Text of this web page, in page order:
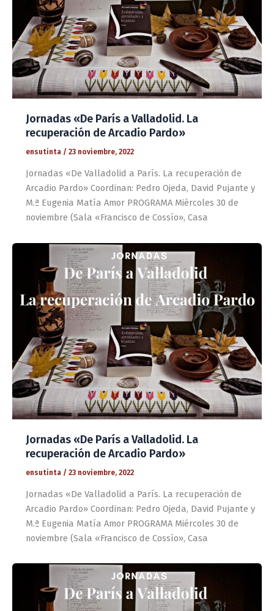
Jornadas «De París a Valladolid. La
recuperación de Arcadio Pardo»
ensutinta / 23 noviembre, 2022
Jornadas «De Valladolid a París. La recuperación de
Arcadio Pardo» Coordinan: Pedro Ojeda, David Pujante y
M.ª Eugenia Matía Amor PROGRAMA Miércoles 30 de
noviembre (Sala «Francisco de Cossío», Casa
Jornadas «De París a Valladolid. La
recuperación de Arcadio Pardo»
ensutinta / 23 noviembre, 2022
Jornadas «De Valladolid a París. La recuperación de
Arcadio Pardo» Coordinan: Pedro Ojeda, David Pujante y
M.ª Eugenia Matía Amor PROGRAMA Miércoles 30 de
noviembre (Sala «Francisco de Cossío», Casa